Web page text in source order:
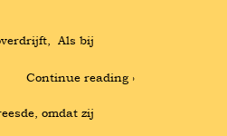
Als bij
Continue reading ›
omdat zij